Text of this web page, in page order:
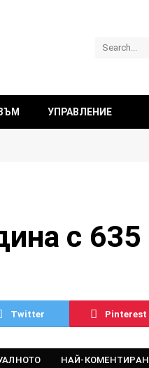
УПРАВЛЕНИЕ
с 635
Twitter Pinterest
НАЙ-